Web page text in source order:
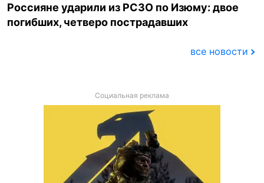
Россияне ударили из РСЗО по Изюму: двое
погибших, четверо пострадавших
все новости
Социальная реклама